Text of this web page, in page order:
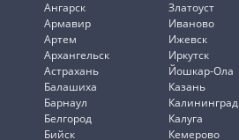
Ангарск
Армавир
Артем
Архангельск
Астрахань
Балашиха
Барнаул
Белгород
Бийск
Златоуст
Иваново
Ижевск
Иркутск
Йошкар-Ола
Казань
Калининград
Калуга
Кемерово